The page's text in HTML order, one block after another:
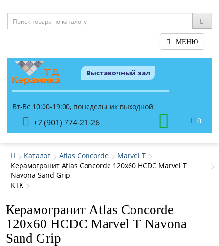
МЕНЮ
Выставочный зал
Вт-Вс 10:00-19:00, понедельник выходной
+7 (901) 774-21-26 0
Каталог Atlas Concorde
Marvel T
Керамогранит Atlas Concorde 120x60 HCDC Marvel T
Navona Sand Grip
KTK
Керамогранит Atlas Concorde
120x60 HCDC Marvel T Navona
Sand Grip